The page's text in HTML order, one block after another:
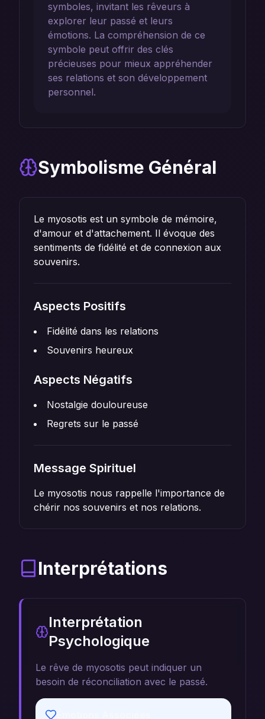
symboles, invitant les rêveurs à
explorer leur passé et leurs
émotions. La compréhension de ce
symbole peut offrir des clés
précieuses pour mieux appréhender
ses relations et son développement
personnel.
Symbolisme Général
Le myosotis est un symbole de mémoire,
d'amour et d'attachement. Il évoque des
sentiments de fidélité et de connexion aux
souvenirs.
Aspects Positifs
Fidélité dans les relations
Souvenirs heureux
Aspects Négatifs
Nostalgie douloureuse
Regrets sur le passé
Message Spirituel
Le myosotis nous rappelle l'importance de
chérir nos souvenirs et nos relations.
Interprétations
Interprétation
Psychologique
Le rêve de myosotis peut indiquer un
besoin de réconciliation avec le passé.